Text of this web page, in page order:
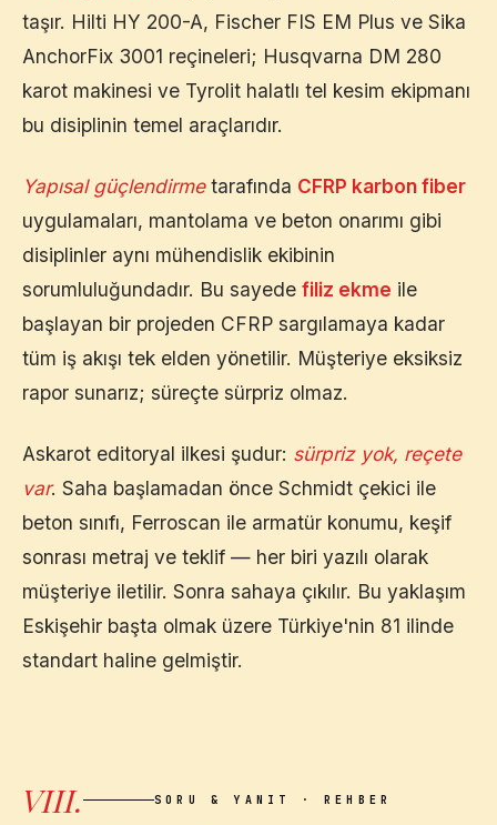
taşır. Hilti HY 200-A, Fischer FIS EM Plus ve Sika
AnchorFix 3001 reçineleri; Husqvarna DM 280
karot makinesi ve Tyrolit halatlı tel kesim ekipmanı
bu disiplinin temel araçlarıdır.
Yapısal güçlendirmetarafında CFRP karbon fiber
uygulamaları, mantolama ve beton onarımı gibi
disiplinler aynı mühendislik ekibinin
sorumluluğundadır. Bu sayede filiz ekme ile
başlayan bir projeden CFRP sargılamaya kadar
tüm iş akışı tek elden yönetilir. Müşteriye eksiksiz
rapor sunarız; süreçte sürpriz olmaz.
Askarot editoryal ilkesi şudur: sürpriz yok, reçete
var. Saha başlamadan önce Schmidt çekici ile
beton sınıfı, Ferroscan ile armatür konumu, keşif
sonrası metraj ve teklif — her biri yazılı olarak
müşteriye iletilir. Sonra sahaya çıkılır. Bu yaklaşım
Eskişehir başta olmak üzere Türkiye'nin 81 ilinde
standart haline gelmiştir.
VIII. SORU & YANIT · REHBER